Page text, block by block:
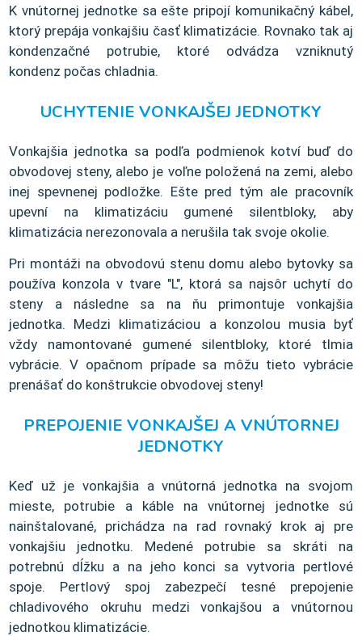
K vnútornej jednotke sa ešte pripojí komunikačný kábel,
ktorý prepája vonkajšiu časť klimatizácie. Rovnako tak aj
kondenzačné potrubie, ktoré odvádza vzniknutý
kondenz počas chladnia.
UCHYTENIE VONKAJŠEJ JEDNOTKY
Vonkajšia jednotka sa podľa podmienok kotví buď do
obvodovej steny, alebo je voľne položená na zemi, alebo
inej spevnenej podložke. Ešte pred tým ale pracovník
upevní na klimatizáciu gumené silentbloky, aby
klimatizácia nerezonovala a nerušila tak svoje okolie.
Pri montáži na obvodovú stenu domu alebo bytovky sa
používa konzola v tvare "L", ktorá sa najsôr uchytí do
steny a následne sa na ňu primontuje vonkajšia
jednotka. Medzi klimatizáciou a konzolou musia byť
vždy namontované gumené silentbloky, ktoré tlmia
vybrácie. V opačnom prípade sa môžu tieto vybrácie
prenášať do konštrukcie obvodovej steny!
PREPOJENIE VONKAJŠEJ A VNÚTORNEJ
JEDNOTKY
Keď už je vonkajšia a vnútorná jednotka na svojom
mieste, potrubie a káble na vnútornej jednotke sú
nainštalované, prichádza na rad rovnaký krok aj pre
vonkajšiu jednotku. Medené potrubie sa skráti na
potrebnú dĺžku a na jeho konci sa vytvoria pertlové
spoje. Pertlový spoj zabezpečí tesné prepojenie
chladivového okruhu medzi vonkajšou a vnútornou
jednotkou klimatizácie.